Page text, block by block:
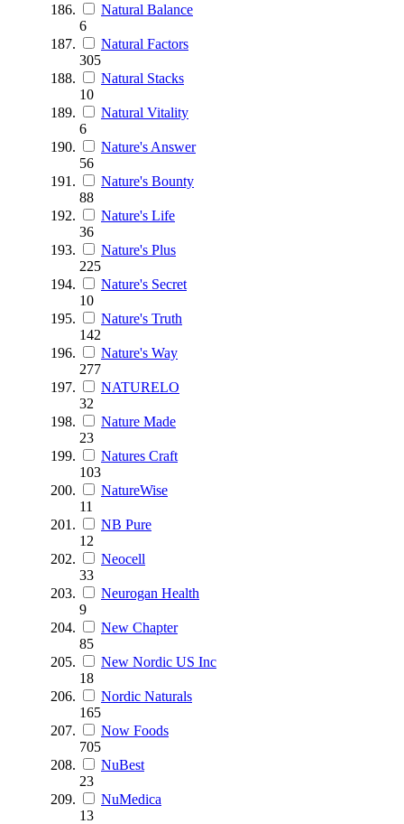
Natural Balance
6
Natural Factors
305
Natural Stacks
10
Natural Vitality
6
Nature's Answer
56
Nature's Bounty
88
Nature's Life
36
Nature's Plus
225
Nature's Secret
10
Nature's Truth
142
Nature's Way
277
NATURELO
32
Nature Made
23
Natures Craft
103
NatureWise
11
NB Pure
12
Neocell
33
Neurogan Health
9
New Chapter
85
New Nordic US Inc
18
Nordic Naturals
165
Now Foods
705
NuBest
23
NuMedica
13